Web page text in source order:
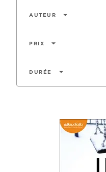
AUTEUR arrow_drop_down
PRIX arrow_drop_down
DURÉE arrow_drop_down